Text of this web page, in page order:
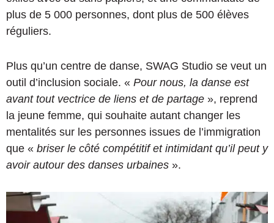
plus de 5 000 personnes, dont plus de 500 élèves
réguliers.
Plus qu’un centre de danse, SWAG Studio se veut un
outil d’inclusion sociale. « Pour nous, la danse est
avant tout vectrice de liens et de partage », reprend
la jeune femme, qui souhaite autant changer les
mentalités sur les personnes issues de l’immigration
que « briser le côté compétitif et intimidant qu’il peut y
avoir autour des danses urbaines ».